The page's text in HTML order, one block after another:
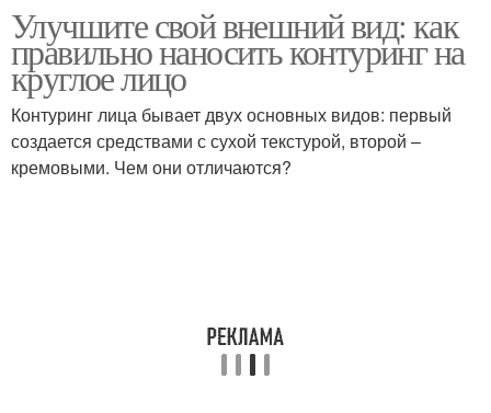
Контуринг для круглого
лица
Контуринг для овала
Контуринг для круга Контуринг для квадрата
Улучшите свой внешний вид: как
правильно наносить контуринг на
круглое лицо
Контуринг лица бывает двух основных видов: первый
создается средствами с сухой текстурой, второй –
кремовыми. Чем они отличаются?